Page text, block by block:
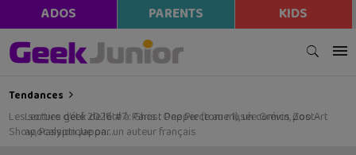
ADOS PARENTS KIDS
Tendances
Les sorties geek de l’été à Paris : One Piece au musée Grévin, Zoo Art
Show, Passion Japon…